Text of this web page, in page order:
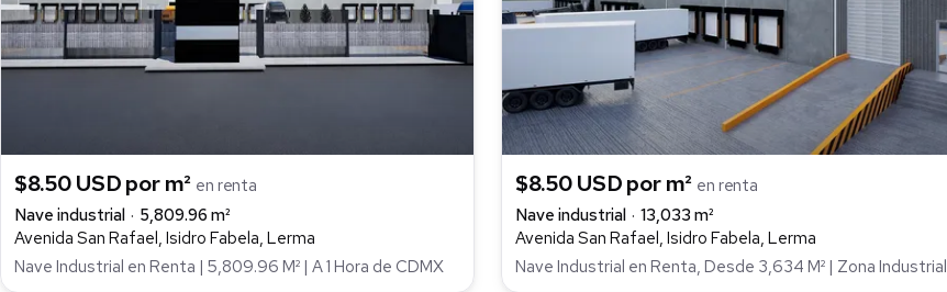
$8.50 USD por m² en renta
Nave industrial
5,809.96 m²
Avenida San Rafael, Isidro Fabela, Lerma
Nave Industrial en Renta | 5,809.96 M² | A 1 Hora de CDMX
$8.50 USD por m² en renta
Nave industrial
13,033 m²
Avenida San Rafael, Isidro Fabela, Lerma
Nave Industrial en Renta, Desde 3,634 M² | Zona Industrial